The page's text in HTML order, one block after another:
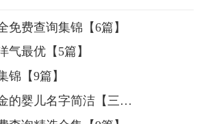
免费查询集锦【6篇】
气最优【5篇】
锦【9篇】
婴儿名字简洁【三篇】